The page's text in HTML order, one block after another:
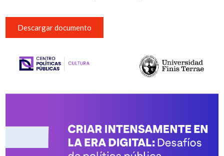
Descargar documento